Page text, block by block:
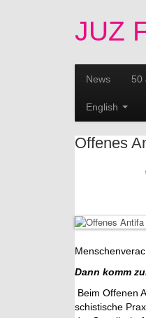
JUZ
News 50
English
Offenes
Dann komm
Beim Of­fe­nen
schis­ti­sche